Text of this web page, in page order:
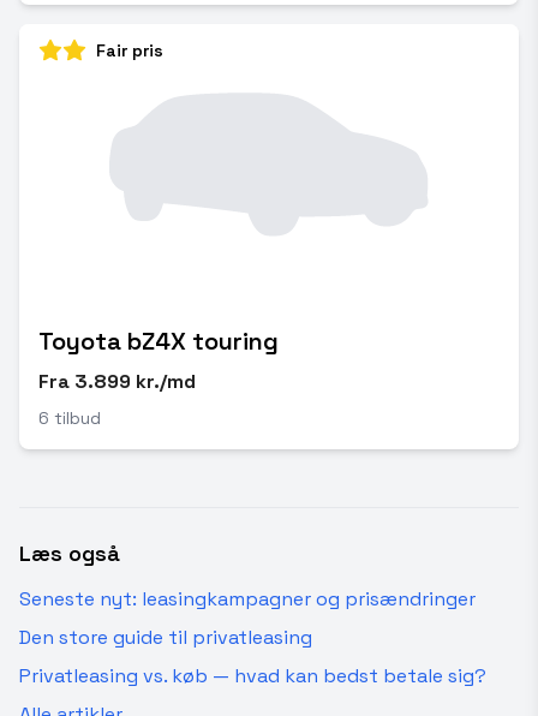
Fair pris
Toyota bZ4X touring
Fra 3.899 kr./md
6 tilbud
Læs også
Seneste nyt: leasingkampagner og prisændringer
Den store guide til privatleasing
Privatleasing vs. køb — hvad kan bedst betale sig?